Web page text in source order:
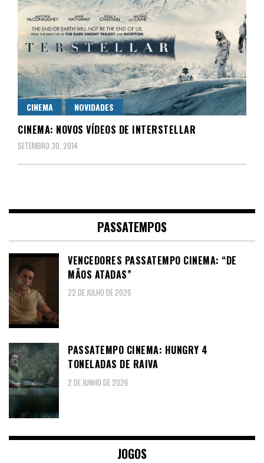
CINEMA NOVIDADES
CINEMA: NOVOS VÍDEOS DE INTERSTELLAR
SETEMBRO 30, 2014
PASSATEMPOS
VENCEDORES PASSATEMPO CINEMA: “DE
MÃOS ATADAS”
22 DE JULHO DE 2026
PASSATEMPO CINEMA: HUNGRY 4
TONELADAS DE RAIVA
2 DE JUNHO DE 2026
JOGOS